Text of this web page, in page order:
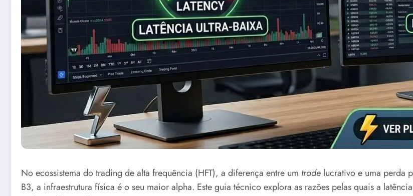
No ecossistema do trading de alta frequência (HFT), a diferença entre um trade lucrativo e uma perda
B3, a infraestrutura física é o seu maior alpha. Este guia técnico explora as razões pelas quais a